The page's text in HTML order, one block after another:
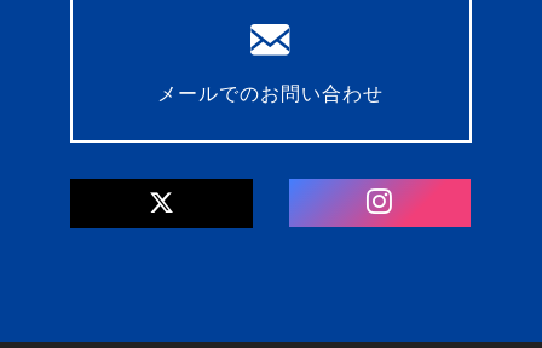
メールでのお問い合わせ